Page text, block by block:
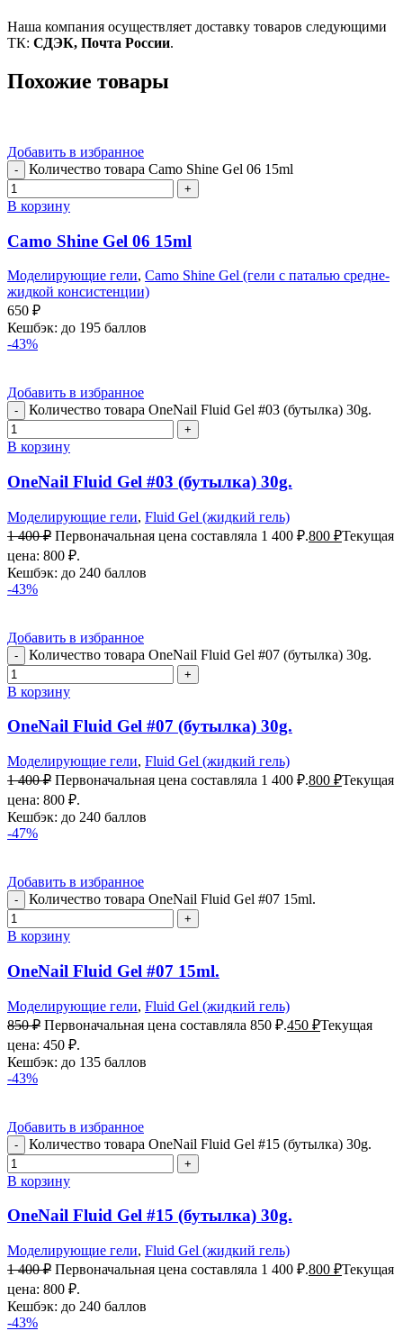
Наша компания осуществляет доставку товаров следующими
ТК: СДЭК, Почта России.
Похожие товары
Добавить в избранное
Количество товара Camo Shine Gel 06 15ml
В корзину
Camo Shine Gel 06 15ml
Моделирующие гели, Camo Shine Gel (гели с паталью средне-
жидкой консистенции)
650 ₽
Кешбэк: до 195 баллов
-43%
Добавить в избранное
Количество товара OneNail Fluid Gel #03 (бутылка) 30g.
В корзину
OneNail Fluid Gel #03 (бутылка) 30g.
Моделирующие гели, Fluid Gel (жидкий гель)
1 400₽ Первоначальная цена составляла 1 400 ₽.800 ₽Текущая
цена: 800 ₽.
Кешбэк: до 240 баллов
-43%
Добавить в избранное
Количество товара OneNail Fluid Gel #07 (бутылка) 30g.
В корзину
OneNail Fluid Gel #07 (бутылка) 30g.
Моделирующие гели, Fluid Gel (жидкий гель)
1 400₽ Первоначальная цена составляла 1 400 ₽.800 ₽Текущая
цена: 800 ₽.
Кешбэк: до 240 баллов
-47%
Добавить в избранное
Количество товара OneNail Fluid Gel #07 15ml.
В корзину
OneNail Fluid Gel #07 15ml.
Моделирующие гели, Fluid Gel (жидкий гель)
850₽ Первоначальная цена составляла 850 ₽.450 ₽Текущая
цена: 450 ₽.
Кешбэк: до 135 баллов
-43%
Добавить в избранное
Количество товара OneNail Fluid Gel #15 (бутылка) 30g.
В корзину
OneNail Fluid Gel #15 (бутылка) 30g.
Моделирующие гели, Fluid Gel (жидкий гель)
1 400₽ Первоначальная цена составляла 1 400 ₽.800 ₽Текущая
цена: 800 ₽.
Кешбэк: до 240 баллов
-43%